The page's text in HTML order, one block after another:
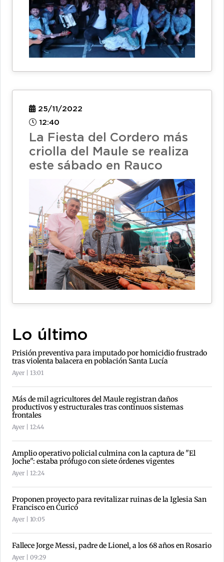
25/11/2022
12:40
La Fiesta del Cordero más
criolla del Maule se realiza
este sábado en Rauco
Lo último
Prisión preventiva para imputado por homicidio frustrado
tras violenta balacera en población Santa Lucía
Ayer | 13:01
Más de mil agricultores del Maule registran daños
productivos y estructurales tras continuos sistemas
frontales
Ayer | 12:44
Amplio operativo policial culmina con la captura de "El
Joche": estaba prófugo con siete órdenes vigentes
Ayer | 12:24
Proponen proyecto para revitalizar ruinas de la Iglesia San
Francisco en Curicó
Ayer | 10:05
Fallece Jorge Messi, padre de Lionel, a los 68 años en Rosario
Ayer | 09:29